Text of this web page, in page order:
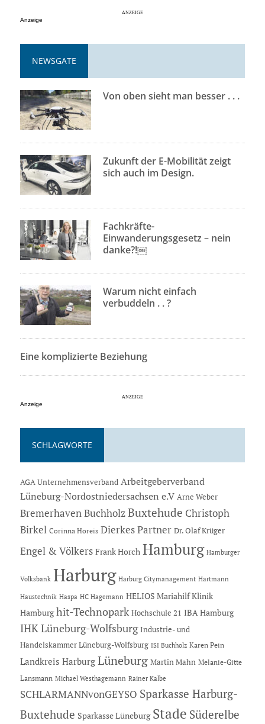
Anzeige
NEWSGATE
Von oben sieht man besser . . .
Zukunft der E-Mobilität zeigt
sich auch im Design.
Fachkräfte-
Einwanderungsgesetz – nein
danke?!￼
Warum nicht einfach
verbuddeln . . ?
Eine komplizierte Beziehung
Anzeige
SCHLAGWORTE
AGA Unternehmensverband Arbeitgeberverband
Lüneburg-Nordostniedersachsen e.V Arne Weber
Bremerhaven Buchholz Buxtehude Christoph
Birkel Corinna Horeis Dierkes Partner Dr. Olaf Krüger
Engel & Völkers Frank Horch Hamburg Hamburger
Volksbank Harburg Harburg Citymanagement Hartmann
Haustechnik Haspa HC Hagemann HELIOS Mariahilf Klinik
Hamburg hit-Technopark Hochschule 21 IBA Hamburg
IHK Lüneburg-Wolfsburg Industrie- und
Handelskammer Lüneburg-Wolfsburg ISI Buchholz Karen Pein
Landkreis Harburg Lüneburg Martin Mahn Melanie-Gitte
Lansmann Michael Westhagemann Rainer Kalbe
SCHLARMANNvonGEYSO Sparkasse Harburg-
Buxtehude Sparkasse Lüneburg Stade Süderelbe